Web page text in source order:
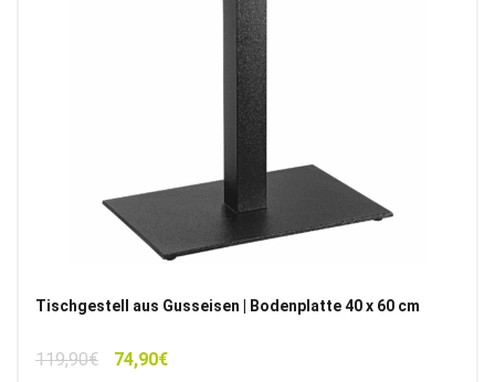
Tischgestell aus Gusseisen | Bodenplatte 40 x 60 cm
119,90€
Ursprünglicher
74,90€Aktueller